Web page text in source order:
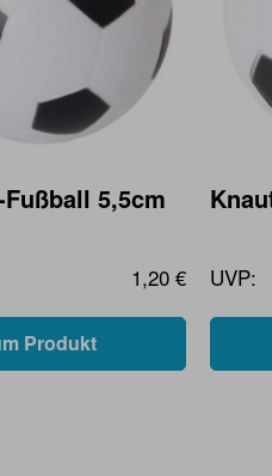
5,5cm
1,20 €
Produkt
UVP: